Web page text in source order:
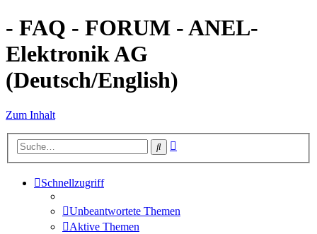
- FAQ - FORUM - ANEL-
Elektronik AG
(Deutsch/English)
Zum Inhalt
Suche
Schnellzugriff
Unbeantwortete Themen
Aktive Themen